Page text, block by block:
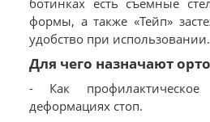
формы, а также «Тейп»
удобство при использовании.
Для чего назначают
- Как
деформациях стоп.